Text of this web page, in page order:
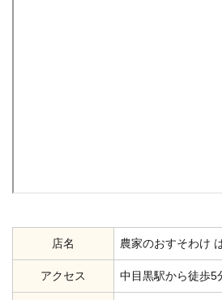
店名 農家のおすそわけ
アクセス 中目黒駅から徒歩5